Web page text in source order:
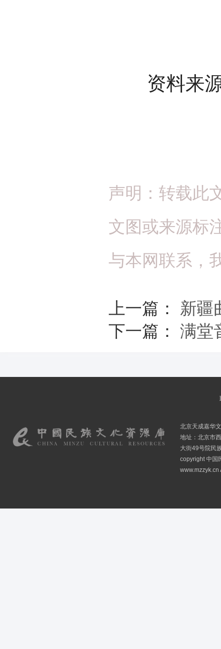
资料来源
声明：转载此
文图或来源标
与本网联系，
上一篇： 新疆
下一篇： 满堂
北京天成嘉华
地址：北京市
大街49号院民
copyright 中国